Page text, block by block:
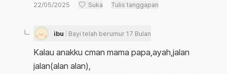
22/05/2025 Suka Tulis tanggapan
ibu Bayi telah berumur 17 Bulan
Kalau anakku cman mama papa,ayah,jalan
jalan(alan alan),